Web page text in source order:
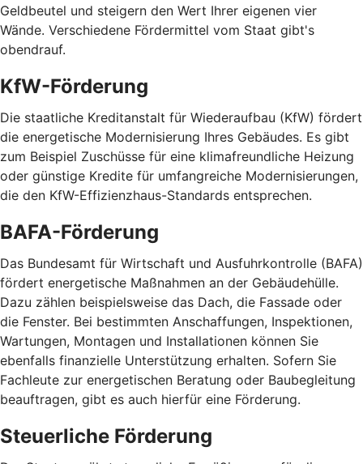
Geldbeutel und steigern den Wert Ihrer eigenen vier
Wände. Verschiedene Fördermittel vom Staat gibt's
obendrauf.
KfW-Förderung
Die staatliche Kreditanstalt für Wiederaufbau (KfW) fördert
die energetische Modernisierung Ihres Gebäudes. Es gibt
zum Beispiel Zuschüsse für eine klimafreundliche Heizung
oder günstige Kredite für umfangreiche Modernisierungen,
die den KfW-Effizienzhaus-Standards entsprechen.
BAFA-Förderung
Das Bundesamt für Wirtschaft und Ausfuhrkontrolle (BAFA)
fördert energetische Maßnahmen an der Gebäudehülle.
Dazu zählen beispielsweise das Dach, die Fassade oder
die Fenster. Bei bestimmten Anschaffungen, Inspektionen,
Wartungen, Montagen und Installationen können Sie
ebenfalls finanzielle Unterstützung erhalten. Sofern Sie
Fachleute zur energetischen Beratung oder Baubegleitung
beauftragen, gibt es auch hierfür eine Förderung.
Steuerliche Förderung